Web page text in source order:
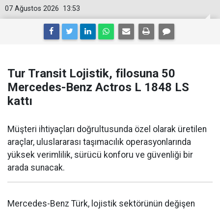
13:53
07 Ağustos 2026
Tur Transit Lojistik, filosuna 50
Mercedes-Benz Actros L 1848 LS
kattı
Müşteri ihtiyaçları doğrultusunda özel olarak üretilen
araçlar, uluslararası taşımacılık operasyonlarında
yüksek verimlilik, sürücü konforu ve güvenliği bir
arada sunacak.
Mercedes-Benz Türk, lojistik sektörünün değişen